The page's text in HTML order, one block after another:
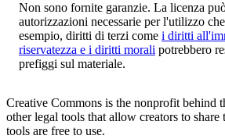
Non sono fornite garanzie. La licenza
autorizzazioni necessarie per l'utilizzo
esempio, diritti di terzi come i diritti
riservatezza e i diritti morali potrebbero
prefiggi sul materiale.
Creative Commons is the nonprofit behind
other legal tools that allow creators to
tools are free to use.